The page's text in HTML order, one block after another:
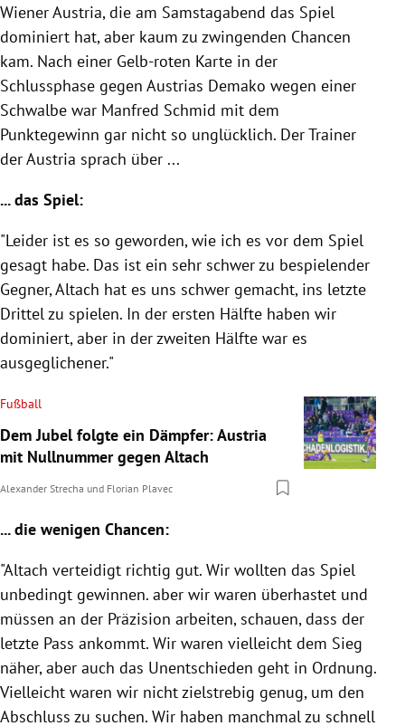
Untermenü
Wiener Austria, die am Samstagabend das Spiel
dominiert hat, aber kaum zu zwingenden Chancen
kam. Nach einer Gelb-roten Karte in der
Schlussphase gegen Austrias Demako wegen einer
Schwalbe war Manfred Schmid mit dem
Punktegewinn gar nicht so unglücklich. Der Trainer
der Austria sprach über ...
... das Spiel:
"Leider ist es so geworden, wie ich es vor dem Spiel
gesagt habe. Das ist ein sehr schwer zu bespielender
Gegner, Altach hat es uns schwer gemacht, ins letzte
Drittel zu spielen. In der ersten Hälfte haben wir
dominiert, aber in der zweiten Hälfte war es
ausgeglichener."
Fußball
Dem Jubel folgte ein Dämpfer: Austria
mit Nullnummer gegen Altach
Alexander Strecha und Florian Plavec
... die wenigen Chancen:
"Altach verteidigt richtig gut. Wir wollten das Spiel
unbedingt gewinnen. aber wir waren überhastet und
müssen an der Präzision arbeiten, schauen, dass der
letzte Pass ankommt. Wir waren vielleicht dem Sieg
näher, aber auch das Unentschieden geht in Ordnung.
Vielleicht waren wir nicht zielstrebig genug, um den
Abschluss zu suchen. Wir haben manchmal zu schnell